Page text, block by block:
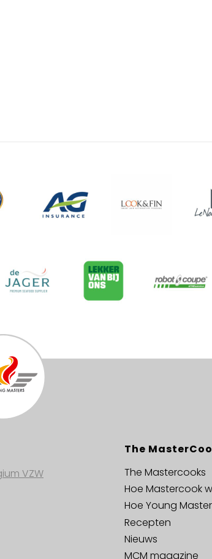
VZW
The
The Mastercooks
Hoe Mastercook
Hoe Young
Recepten
Nieuws
MCM magazine